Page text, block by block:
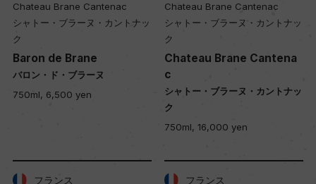
Chateau Brane Cantenac
シャトー・ブラーヌ・カントナッ
ク
Baron de Brane
バロン・ド・ブラーヌ
750ml, 6,500 yen
Chateau Brane Cantenac
シャトー・ブラーヌ・カントナッ
ク
Chateau Brane Cantena
c
シャトー・ブラーヌ・カントナッ
ク
750ml, 16,000 yen
フランス フランス